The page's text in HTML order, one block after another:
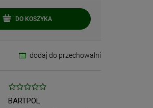
DO KOSZYKA
dodaj do przechowalni
BARTPOL